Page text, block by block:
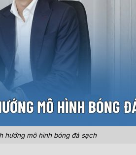
hướng mô hình bóng đá sạch